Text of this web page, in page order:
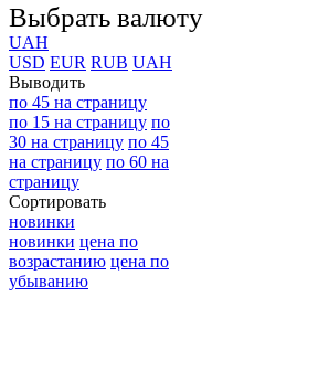
Выбрать валюту
UAH
USD EUR RUB UAH
Выводить
по 45 на страницу
по 15 на страницу по
30 на страницу по 45
на страницу по 60 на
страницу
Сортировать
новинки
новинки цена по
возрастанию цена по
убыванию